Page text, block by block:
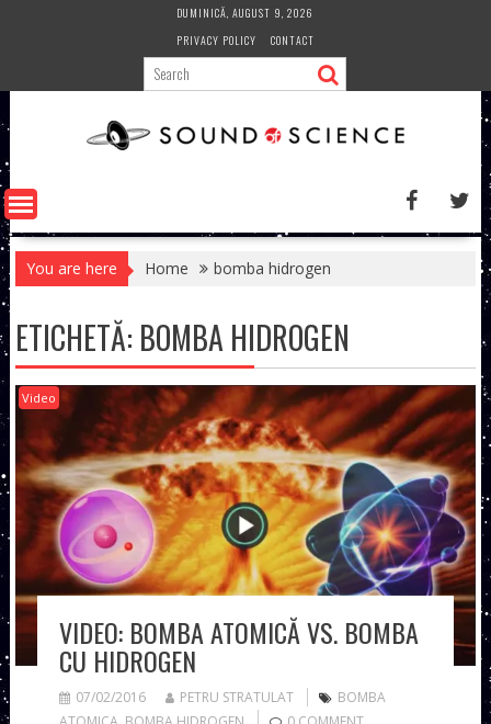
DUMINICĂ, AUGUST 9, 2026
PRIVACY POLICY
CONTACT
You are here Home bomba hidrogen
ETICHETĂ: BOMBA HIDROGEN
Video
VIDEO: BOMBA ATOMICĂ VS. BOMBA
CU HIDROGEN
07/02/2016 PETRU STRATULAT
BOMBA